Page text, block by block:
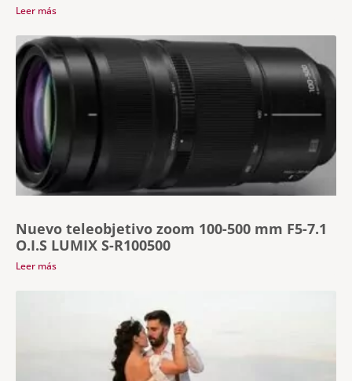
Leer más
Nuevo teleobjetivo zoom 100-500 mm F5-7.1
O.I.S LUMIX S-R100500
Leer más